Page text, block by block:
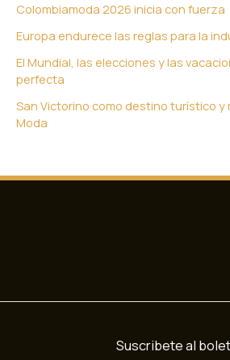
Colombiamoda 2026 inicia con fuerza
Europa endurece las reglas para la
El Mundial, las elecciones y las
perfecta
San Victorino como destino turístico y
Moda
Suscribete al